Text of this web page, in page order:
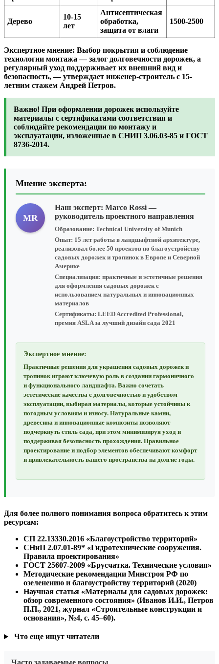
Дерево
10-15
лет
Антисептическая
обработка,
защита от влаги
1500-2500
Экспертное мнение: Выбор покрытия и соблюдение
технологии монтажа — залог долговечности дорожек, а
регулярный уход поддерживает их внешний вид и
безопасность, — утверждает инженер-строитель с 15-
летним стажем Андрей Петров.
Важно! При оформлении дорожек используйте
материалы с сертификатами соответствия и
соблюдайте рекомендации по монтажу и
эксплуатации, изложенные в СНИП 3.06.03-85 и ГОСТ
8736-2014.
Мнение эксперта:
MR
Наш эксперт: Marco Rossi —
руководитель проектного направления
Образование: Technical University of Munich
Опыт: 15 лет работы в ландшафтной архитектуре,
реализовал более 50 проектов по благоустройству
садовых дорожек и тропинок в Европе и Северной
Америке
Специализация: практичные и эстетичные решения
для оформления садовых дорожек с
использованием натуральных и инновационных
материалов
Сертификаты: LEED Accredited Professional,
премия ASLA за лучший дизайн сада 2021
Экспертное мнение:
Практичные решения для украшения садовых дорожек и
тропинок играют ключевую роль в создании гармоничного
и функционального ландшафта. Важно сочетать
эстетические качества с долговечностью и удобством
эксплуатации, выбирая материалы, которые устойчивы к
погодным условиям и износу. Натуральные камни,
древесина и инновационные композиты позволяют
подчеркнуть стиль сада, при этом минимизируя уход и
поддерживая безопасность прохождения. Правильное
проектирование и подбор элементов обеспечивают комфорт
и привлекательность вашего пространства на долгие годы.
Для более полного понимания вопроса обратитесь к этим
ресурсам:
СП 22.13330.2016 «Благоустройство территорий»
СНиП 2.07.01-89* «Гидротехнические сооружения.
Правила проектирования»
ГОСТ 25607-2009 «Брусчатка. Технические условия»
Методические рекомендации Минстроя РФ по
озеленению и благоустройству территорий (2020)
Научная статья «Материалы для садовых дорожек:
обзор современного состояния» (Иванов И.И., Петров
П.П., 2021, журнал «Строительные конструкции и
основания», №4, с. 45–60).
Что еще ищут читатели